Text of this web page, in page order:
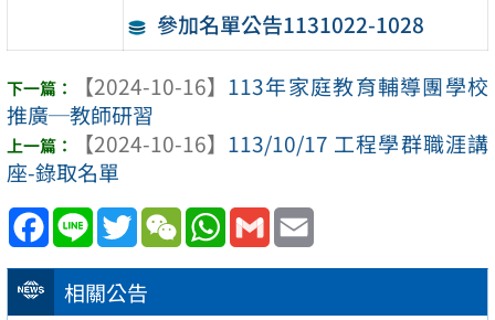
相關公告
參加名單公告1131022-1028
【2024-10-16】 113年家庭教育輔導團學校
推廣─教師研習
【2024-10-16】 113/10/17 工程學群職涯講
座-錄取名單
Facebook
Line TwitterWeChatWhatsApp
Gmail